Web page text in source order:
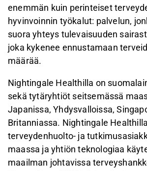
enemmän kuin perinteiset
hyvinvoinnin työkalut: palvelun,
suora yhteys tulevaisuuden
joka kykenee ennustamaan
määrää.
Nightingale Healthilla on
sekä tytäryhtiöt seitsemässä
Japanissa, Yhdysvalloissa,
Britanniassa. Nightingale
terveydenhuolto- ja
maassa ja yhtiön teknologiaa
maailman johtavissa